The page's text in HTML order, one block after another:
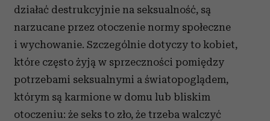
działać destrukcyjnie na seksualność, są
narzucane przez otoczenie normy społeczne
i wychowanie. Szczególnie dotyczy to kobiet,
które często żyją w sprzeczności pomiędzy
potrzebami seksualnymi a światopoglądem,
którym są karmione w domu lub bliskim
otoczeniu: że seks to zło, że trzeba walczyć